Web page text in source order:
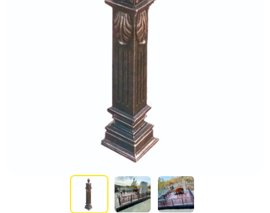
Участникам СВО
Памятники из гранита
Памятники из мрамора
Элитные памятники
Резные памятники
Мемориальные комплексы
Памятники с полноформатным фото
Склеп
Cкульптуры ангел
Памятники Мусульманские
Памятники Армянские